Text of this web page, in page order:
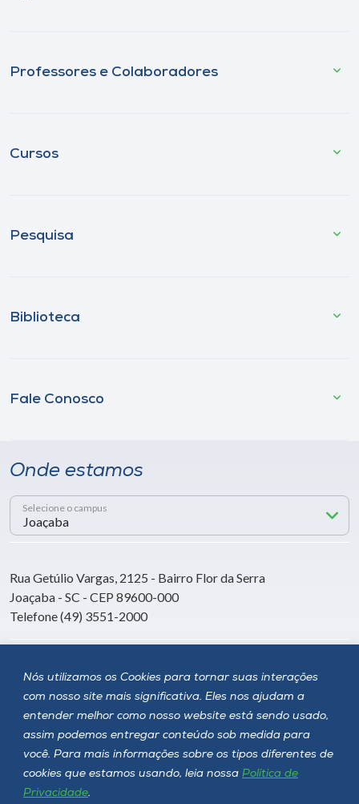
Nós utilizamos os Cookies para tornar suas interações
com nosso site mais significativa. Eles nos ajudam a
entender melhor como nosso website está sendo usado,
assim podemos entregar conteúdo sob medida para
você. Para mais informações sobre os tipos diferentes de
cookies que estamos usando, leia nossa Política de
Privacidade.
Professores e Colaboradores
Cursos
Pesquisa
Biblioteca
Fale Conosco
Onde estamos
Selecione o campus
Rua Getúlio Vargas, 2125 - Bairro Flor da Serra
Joaçaba - SC - CEP 89600-000
Telefone (49) 3551-2000
Siga a Unoesc